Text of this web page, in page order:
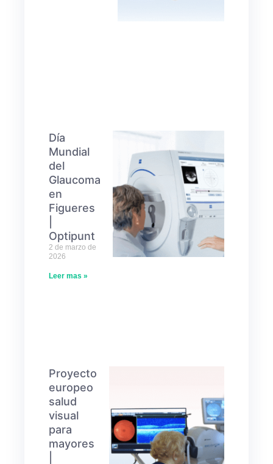
Día
Mundial
del
Glaucoma
en
Figueres
Optipunt
2 de marzo de
2026
Leer mas »
Proyecto
europeo
salud
visual
para
mayores